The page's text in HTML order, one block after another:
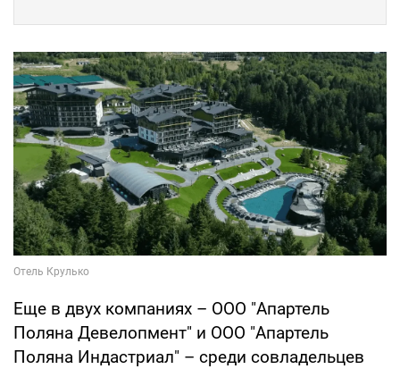
Еще в двух компаниях – ООО "Апартель
Поляна Девелопмент" и ООО "Апартель
Поляна Индастриал" – среди совладельцев